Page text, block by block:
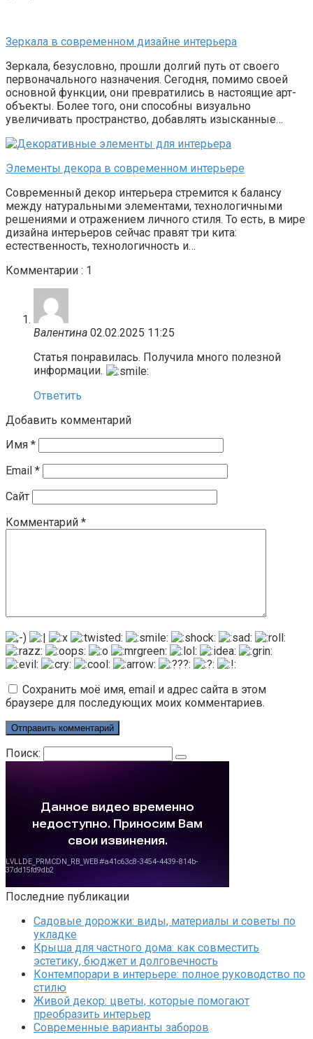
Зеркала в современном дизайне интерьера
Зеркала, безусловно, прошли долгий путь от своего
первоначального назначения. Сегодня, помимо своей
основной функции, они превратились в настоящие арт-
объекты. Более того, они способны визуально
увеличивать пространство, добавлять изысканные…
Элементы декора в современном интерьере
Современный декор интерьера стремится к балансу
между натуральными элементами, технологичными
решениями и отражением личного стиля. То есть, в мире
дизайна интерьеров сейчас правят три кита:
естественность, технологичность и…
Комментарии : 1
Валентина 02.02.2025 11:25
Статья понравилась. Получила много полезной
информации.
Ответить
Добавить комментарий
Имя *
Email *
Сайт
Комментарий *
Сохранить моё имя, email и адрес сайта в этом
браузере для последующих моих комментариев.
Поиск:
Последние публикации
Садовые дорожки: виды, материалы и советы по
укладке
Крыша для частного дома: как совместить
эстетику, бюджет и долговечность
Контемпорари в интерьере: полное руководство по
стилю
Живой декор: цветы, которые помогают
преобразить интерьер
Современные варианты заборов